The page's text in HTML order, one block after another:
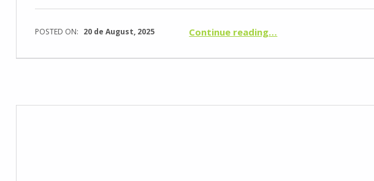
POSTED ON: 20 de August, 2025 Continue reading“REVISTA BUSINESS – TopoRigor 3D Geociências – Entrevista 2025”
…